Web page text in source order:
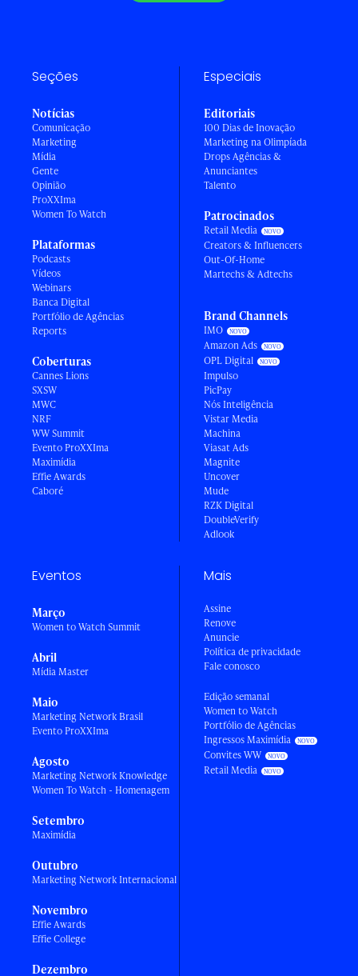
Seções
Notícias
Comunicação
Marketing
Mídia
Gente
Opinião
ProXXIma
Women To Watch
Plataformas
Podcasts
Vídeos
Webinars
Banca Digital
Portfólio de Agências
Reports
Coberturas
Cannes Lions
SXSW
MWC
NRF
WW Summit
Evento ProXXIma
Maximídia
Effie Awards
Caboré
Especiais
Editoriais
100 Dias de Inovação
Marketing na Olimpíada
Drops Agências &
Anunciantes
Talento
Patrocinados
Retail Media
Creators & Influencers
Out-Of-Home
Martechs & Adtechs
Brand Channels
IMO
Amazon Ads
OPL Digital
Impulso
PicPay
Nós Inteligência
Vistar Media
Machina
Viasat Ads
Magnite
Uncover
Mude
RZK Digital
DoubleVerify
Adlook
Eventos
Março
Women to Watch Summit
Abril
Mídia Master
Maio
Marketing Network Brasil
Evento ProXXIma
Agosto
Marketing Network Knowledge
Women To Watch - Homenagem
Setembro
Maximídia
Outubro
Marketing Network Internacional
Novembro
Effie Awards
Effie College
Dezembro
Mais
Assine
Renove
Anuncie
Política de privacidade
Fale conosco
Edição semanal
Women to Watch
Portfólio de Agências
Ingressos Maximídia
Convites WW
Retail Media